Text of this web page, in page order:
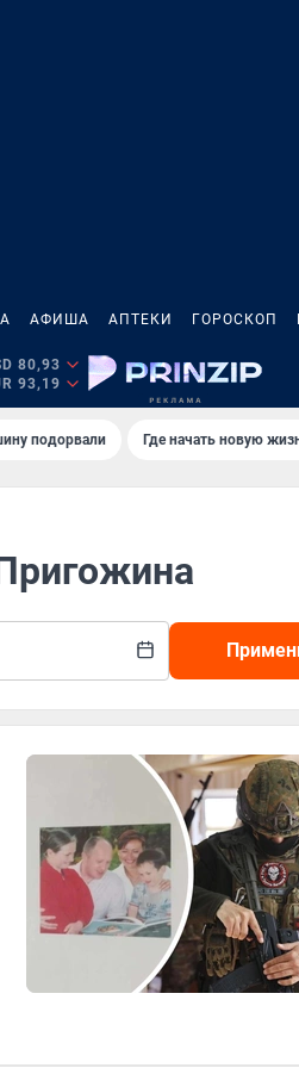
АФИША АПТЕКИ ГОРОСКОП
80,93
93,19
подорвали Где начать новую